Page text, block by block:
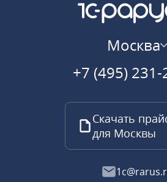
Москва
+7 (495)
Скачать
для Москвы